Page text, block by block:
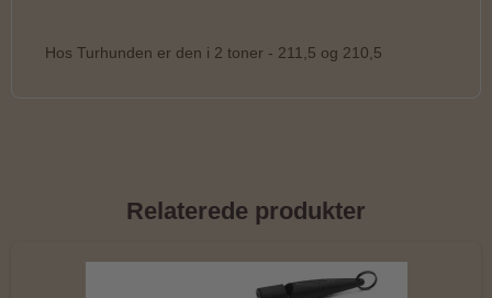
Hos Turhunden er den i 2 toner - 211,5 og 210,5
Relaterede produkter